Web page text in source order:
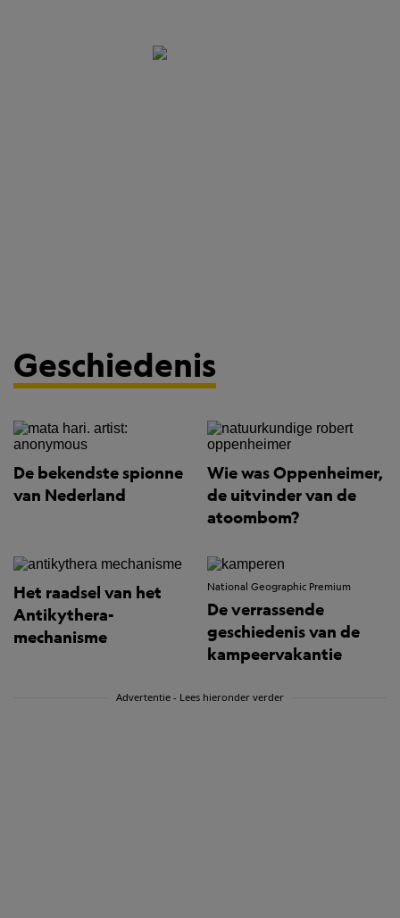
Geschiedenis
De bekendste spionne
van Nederland
Wie was Oppenheimer,
de uitvinder van de
atoombom?
Het raadsel van het
Antikythera-
mechanisme
National Geographic Premium
De verrassende
geschiedenis van de
kampeervakantie
Advertentie - Lees hieronder verder